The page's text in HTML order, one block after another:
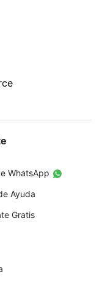
WhatsApp
Ayuda
Gratis